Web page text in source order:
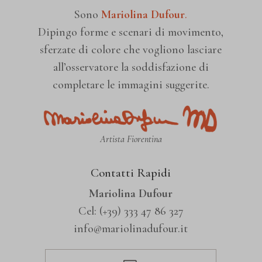
SonoMariolina Dufour.
Dipingo forme e scenari di movimento,
sferzate di colore che vogliono lasciare
all’osservatore la soddisfazione di
completare le immagini suggerite.
Artista Fiorentina
Contatti Rapidi
Mariolina Dufour
Cel: (+39) 333 47 86 327
info@mariolinadufour.it
region1.google-analytics.com
social media, ecc.
fonts.googleapis.com
fonts.gstatic.com
Altri servizi
rientrano nelle altre categorie specifiche o che non sono stati